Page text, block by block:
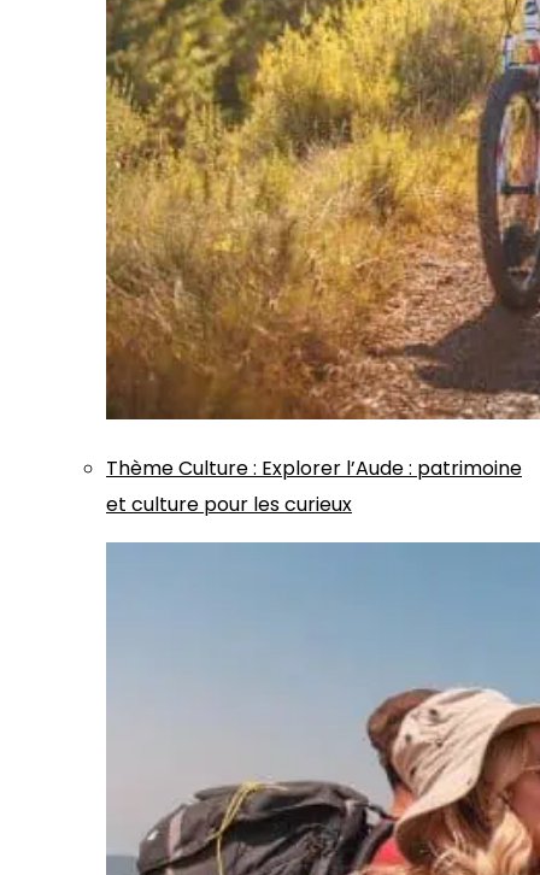
ThèmeCulture: Explorer l’Aude : patrimoine
et culture pour les curieux